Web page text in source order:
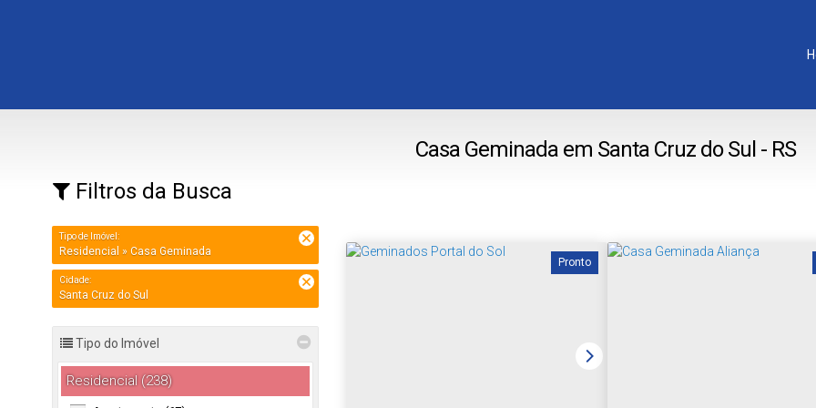
Casa Geminada em Santa Cruz do Sul - RS
Filtros da Busca
Tipo de Imóvel:
Residencial » Casa Geminada
Cidade:
Santa Cruz do Sul
Tipo do Imóvel
Residencial (238)
Pronto